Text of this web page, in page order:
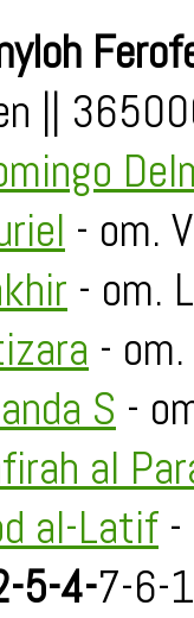
||
- om.
- om.
-
S -
al
al-Latif
5-4-7-6-1